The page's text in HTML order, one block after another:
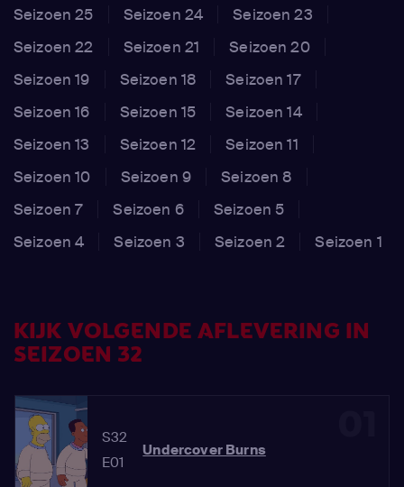
Seizoen 25
Seizoen 24
Seizoen 23
Seizoen 22
Seizoen 21
Seizoen 20
Seizoen 19
Seizoen 18
Seizoen 17
Seizoen 16
Seizoen 15
Seizoen 14
Seizoen 13
Seizoen 12
Seizoen 11
Seizoen 10
Seizoen 9
Seizoen 8
Seizoen 7
Seizoen 6
Seizoen 5
Seizoen 4
Seizoen 3 Seizoen 2 Seizoen 1
KIJK VOLGENDE AFLEVERING IN
SEIZOEN 32
S32
E01
Undercover Burns